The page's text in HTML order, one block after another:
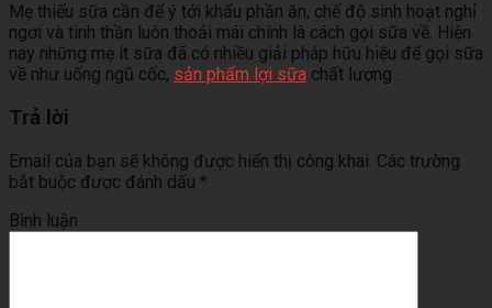
Mẹ thiếu sữa cần để ý tới khẩu phần ăn, chế độ sinh hoạt nghỉ
ngơi và tinh thần luôn thoải mái chính là cách gọi sữa về. Hiện
nay những mẹ ít sữa đã có nhiều giải pháp hữu hiệu để gọi sữa
về như uống ngũ cốc, sản phẩm lợi sữa chất lượng .
Trả lời
Email của bạn sẽ không được hiển thị công khai. Các trường
bắt buộc được đánh dấu *
Bình luận